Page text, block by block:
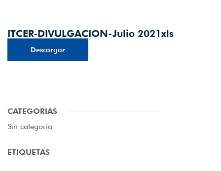
ITCER-DIVULGACION-Julio 2021xls
Descargar
CATEGORIAS
Sin categoría
ETIQUETAS